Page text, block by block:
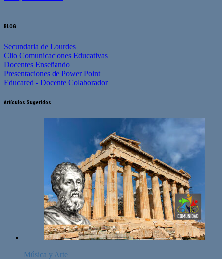
BLOG
Secundaria de Lourdes
Clio Comunicaciones Educativas
Docentes Enseñando
Presentaciones de Power Point
Educared - Docente Colaborador
Artículos Sugeridos
Música y Arte